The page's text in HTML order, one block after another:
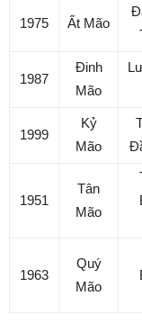
1975 Ất Mão
1987
Đinh
Mão
1999
Kỷ
Mão
1951
Tân
Mão
1963
Quý
Mão